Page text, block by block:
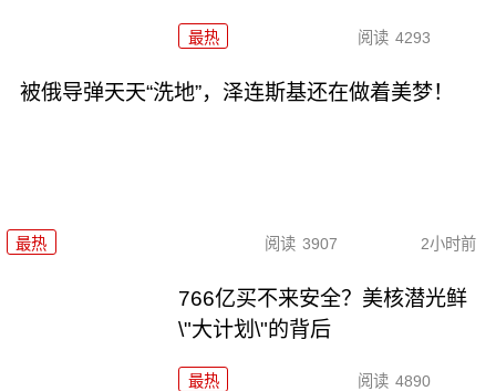
最热 阅读 4293
被俄导弹天天“洗地”，泽连斯基还在做着美梦！
最热 阅读 3907 2小时前
766亿买不来安全？美核潜光鲜
\"大计划\"的背后
最热 阅读 4890